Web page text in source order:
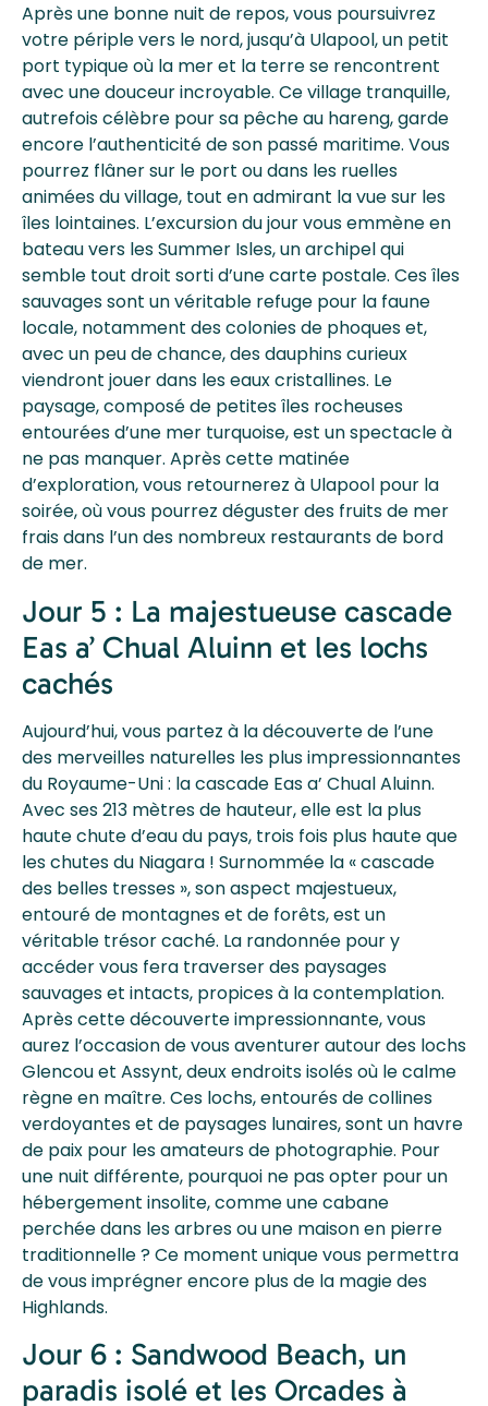
Après une bonne nuit de repos, vous poursuivrez
votre périple vers le nord, jusqu’à Ulapool, un petit
port typique où la mer et la terre se rencontrent
avec une douceur incroyable. Ce village tranquille,
autrefois célèbre pour sa pêche au hareng, garde
encore l’authenticité de son passé maritime. Vous
pourrez flâner sur le port ou dans les ruelles
animées du village, tout en admirant la vue sur les
îles lointaines. L’excursion du jour vous emmène en
bateau vers les Summer Isles, un archipel qui
semble tout droit sorti d’une carte postale. Ces îles
sauvages sont un véritable refuge pour la faune
locale, notamment des colonies de phoques et,
avec un peu de chance, des dauphins curieux
viendront jouer dans les eaux cristallines. Le
paysage, composé de petites îles rocheuses
entourées d’une mer turquoise, est un spectacle à
ne pas manquer. Après cette matinée
d’exploration, vous retournerez à Ulapool pour la
soirée, où vous pourrez déguster des fruits de mer
frais dans l’un des nombreux restaurants de bord
de mer.
Jour 5 : La majestueuse cascade
Eas a’ Chual Aluinn et les lochs
cachés
Aujourd’hui, vous partez à la découverte de l’une
des merveilles naturelles les plus impressionnantes
du Royaume-Uni : la cascade Eas a’ Chual Aluinn.
Avec ses 213 mètres de hauteur, elle est la plus
haute chute d’eau du pays, trois fois plus haute que
les chutes du Niagara ! Surnommée la « cascade
des belles tresses », son aspect majestueux,
entouré de montagnes et de forêts, est un
véritable trésor caché. La randonnée pour y
accéder vous fera traverser des paysages
sauvages et intacts, propices à la contemplation.
Après cette découverte impressionnante, vous
aurez l’occasion de vous aventurer autour des lochs
Glencou et Assynt, deux endroits isolés où le calme
règne en maître. Ces lochs, entourés de collines
verdoyantes et de paysages lunaires, sont un havre
de paix pour les amateurs de photographie. Pour
une nuit différente, pourquoi ne pas opter pour un
hébergement insolite, comme une cabane
perchée dans les arbres ou une maison en pierre
traditionnelle ? Ce moment unique vous permettra
de vous imprégner encore plus de la magie des
Highlands.
Jour 6 : Sandwood Beach, un
paradis isolé et les Orcades à